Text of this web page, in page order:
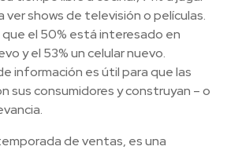
ver shows de televisión o películas.
el 50% está interesado en
y el 53% un celular nuevo.
información es útil para que las
sus consumidores y construyan – o
de ventas, es una